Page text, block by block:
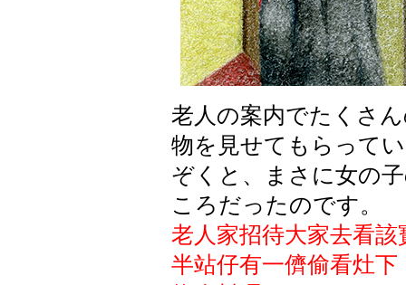
老人 の案内でたくさ
物を 見せてもらって
ぞくと 、 まさに女の子
ころだったのです。
老人家招待大家去看
半站仔有一儕偷看灶